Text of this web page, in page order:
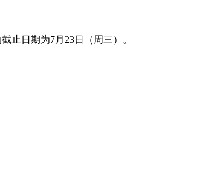
日期为7月23日（周三）。